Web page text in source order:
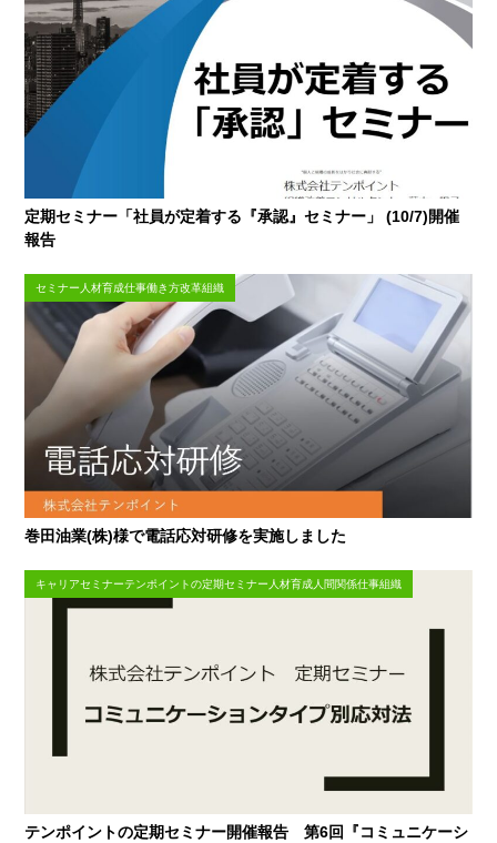
定期セミナー「社員が定着する『承認』セミナー」 (10/7)開催
報告
セミナー人材育成仕事働き方改革組織
巻田油業(株)様で電話応対研修を実施しました
キャリアセミナーテンポイントの定期セミナー人材育成人間関係仕事組織
テンポイントの定期セミナー開催報告 第6回『コミュニケーシ